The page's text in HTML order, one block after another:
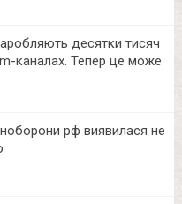
десятки тисяч
каналах. Тепер це може
рф виявилася не